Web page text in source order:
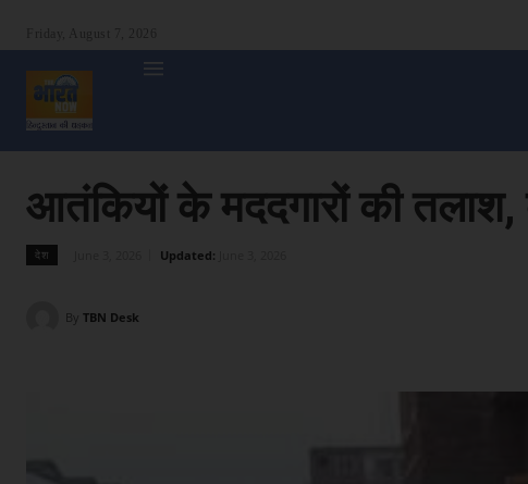
आतंकियों के मददगारों की
देश Updated:
By TBN Desk